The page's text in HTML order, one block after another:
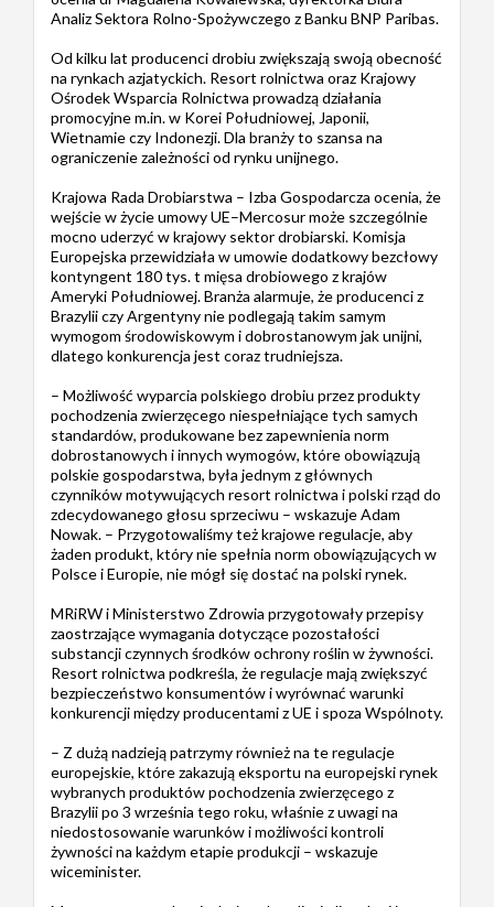
Analiz Sektora Rolno-Spożywczego z Banku BNP Paribas.
Od kilku lat producenci drobiu zwiększają swoją obecność
na rynkach azjatyckich. Resort rolnictwa oraz Krajowy
Ośrodek Wsparcia Rolnictwa prowadzą działania
promocyjne m.in. w Korei Południowej, Japonii,
Wietnamie czy Indonezji. Dla branży to szansa na
ograniczenie zależności od rynku unijnego.
Krajowa Rada Drobiarstwa – Izba Gospodarcza ocenia, że
wejście w życie umowy UE–Mercosur może szczególnie
mocno uderzyć w krajowy sektor drobiarski. Komisja
Europejska przewidziała w umowie dodatkowy bezcłowy
kontyngent 180 tys. t mięsa drobiowego z krajów
Ameryki Południowej. Branża alarmuje, że producenci z
Brazylii czy Argentyny nie podlegają takim samym
wymogom środowiskowym i dobrostanowym jak unijni,
dlatego konkurencja jest coraz trudniejsza.
– Możliwość wyparcia polskiego drobiu przez produkty
pochodzenia zwierzęcego niespełniające tych samych
standardów, produkowane bez zapewnienia norm
dobrostanowych i innych wymogów, które obowiązują
polskie gospodarstwa, była jednym z głównych
czynników motywujących resort rolnictwa i polski rząd do
zdecydowanego głosu sprzeciwu – wskazuje Adam
Nowak. – Przygotowaliśmy też krajowe regulacje, aby
żaden produkt, który nie spełnia norm obowiązujących w
Polsce i Europie, nie mógł się dostać na polski rynek.
MRiRW i Ministerstwo Zdrowia przygotowały przepisy
zaostrzające wymagania dotyczące pozostałości
substancji czynnych środków ochrony roślin w żywności.
Resort rolnictwa podkreśla, że regulacje mają zwiększyć
bezpieczeństwo konsumentów i wyrównać warunki
konkurencji między producentami z UE i spoza Wspólnoty.
– Z dużą nadzieją patrzymy również na te regulacje
europejskie, które zakazują eksportu na europejski rynek
wybranych produktów pochodzenia zwierzęcego z
Brazylii po 3 września tego roku, właśnie z uwagi na
niedostosowanie warunków i możliwości kontroli
żywności na każdym etapie produkcji – wskazuje
wiceminister.